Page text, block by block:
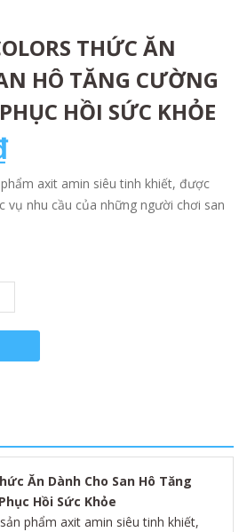
THỨC ĂN
HÔ TĂNG CƯỜNG
HỒI SỨC KHỎE
axit amin siêu tinh khiết, được
vụ nhu cầu của những người chơi san
Ăn Dành Cho San Hô Tăng
Hồi Sức Khỏe
phẩm axit amin siêu tinh khiết,